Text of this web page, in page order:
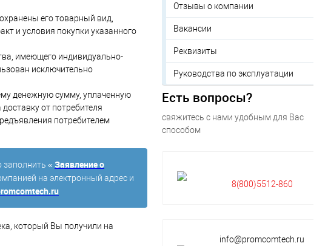
его товарный вид,
и условия покупки указанного
имеющего индивидуально-
исключительно
денежную сумму, уплаченную
от потребителя
потребителем
заполнить « Заявление о
на электронный адрес и
который Вы получили на
Отзывы о компании
Вакансии
Реквизиты
Руководства по эксплуатации
Есть вопросы?
свяжитесь с нами удобным для Вас
способом
8(800)5512-860
info@promcomtech.ru